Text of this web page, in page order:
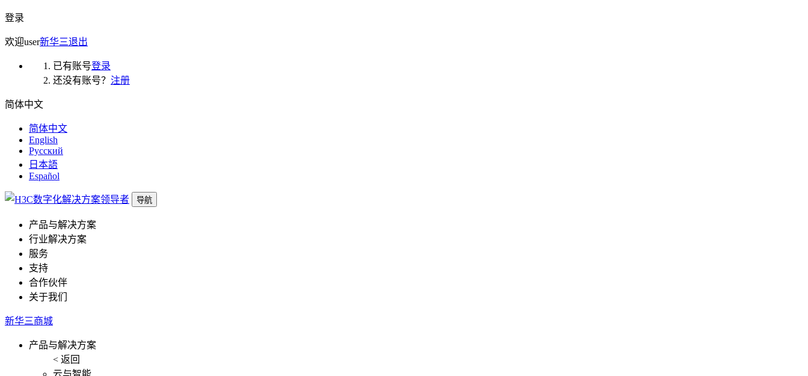
登录
欢迎user新华三退出
已有账号登录
还没有账号？ 注册
简体中文
简体中文
English
Русский
日本語
Español
导航
产品与解决方案
行业解决方案
服务
支持
合作伙伴
关于我们
新华三商城
产品与解决方案
< 返回
云与智能